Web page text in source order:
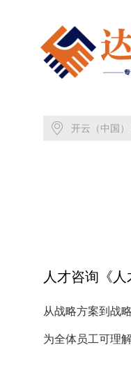
开云（中国）
人才咨询《人
从战略方案到战
为全体员工可理